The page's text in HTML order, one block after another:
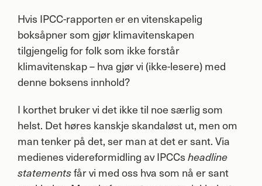
Hvis IPCC-rapporten er en vitenskapelig
boksåpner som gjør klimavitenskapen
tilgjengelig for folk som ikke forstår
klimavitenskap – hva gjør vi (ikke-lesere) med
denne boksens innhold?
I korthet bruker vi det ikke til noe særlig som
helst. Det høres kanskje skandaløst ut, men om
man tenker på det, ser man at det er sant. Via
medienes videreformidling av IPCCs headline
statementsfår vi med oss hva som nå er sant